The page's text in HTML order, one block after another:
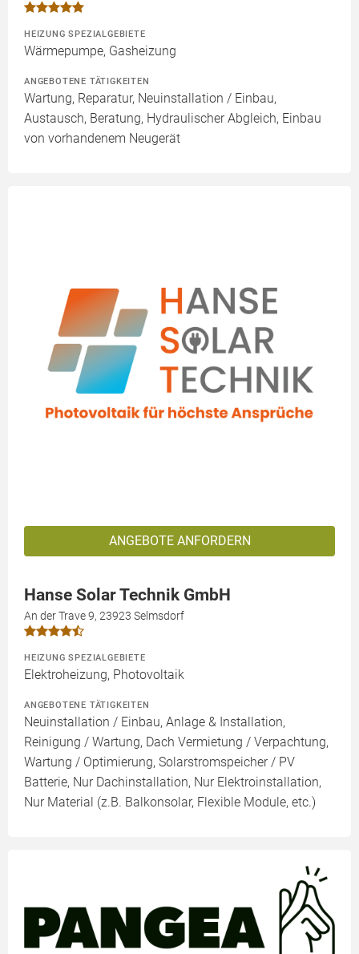
HEIZUNG SPEZIALGEBIETE
Wärmepumpe, Gasheizung
ANGEBOTENE TÄTIGKEITEN
Wartung, Reparatur, Neuinstallation / Einbau,
Austausch, Beratung, Hydraulischer Abgleich, Einbau
von vorhandenem Neugerät
ANGEBOTE ANFORDERN
Hanse Solar Technik GmbH
An der Trave 9, 23923 Selmsdorf
HEIZUNG SPEZIALGEBIETE
Elektroheizung, Photovoltaik
ANGEBOTENE TÄTIGKEITEN
Neuinstallation / Einbau, Anlage & Installation,
Reinigung / Wartung, Dach Vermietung / Verpachtung,
Wartung / Optimierung, Solarstromspeicher / PV
Batterie, Nur Dachinstallation, Nur Elektroinstallation,
Nur Material (z.B. Balkonsolar, Flexible Module, etc.)